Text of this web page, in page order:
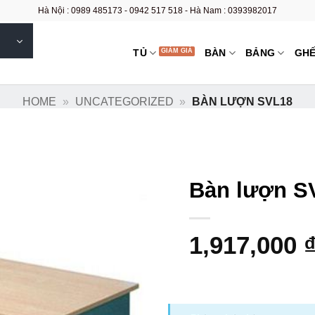
Hà Nội : 0989 485173 - 0942 517 518 - Hà Nam : 0393982017
TỦ BÀN BẢNG
HOME » UNCATEGORIZED » BÀN LƯỢN SVL18
Bàn lượn
1,917,000